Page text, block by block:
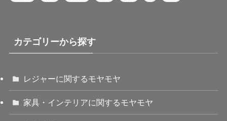
カテゴリーから探す
レジャーに関するモヤモヤ
家具・インテリアに関するモヤモヤ